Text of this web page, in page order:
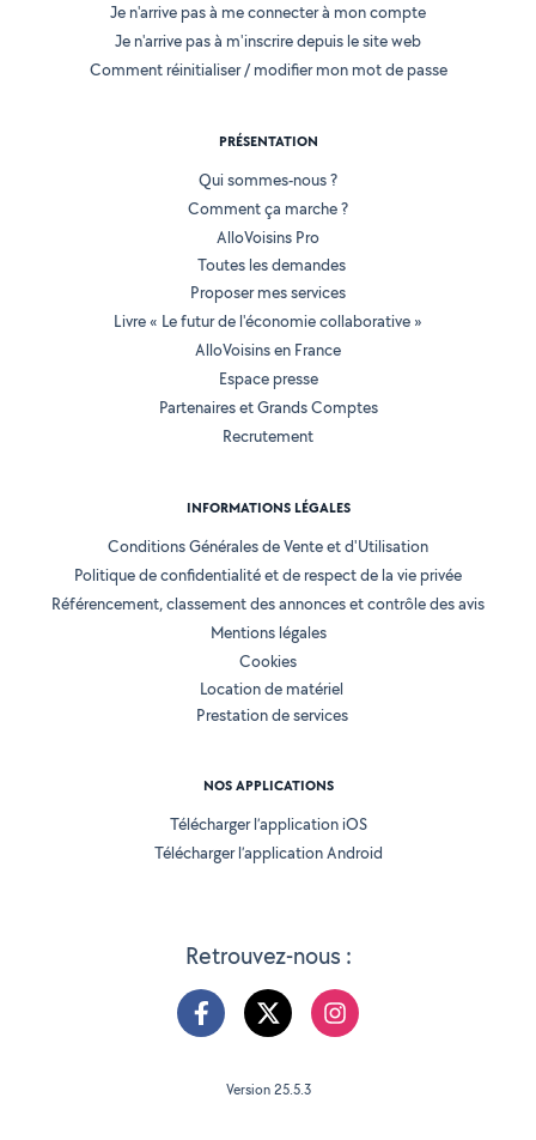
Retrouvez-nous :
Je n'arrive pas à me connecter à mon compte
Je n'arrive pas à m'inscrire depuis le site web
Comment réinitialiser / modifier mon mot de passe
PRÉSENTATION
Qui sommes-nous ?
Comment ça marche ?
AlloVoisins Pro
Toutes les demandes
Proposer mes services
Livre « Le futur de l'économie collaborative »
AlloVoisins en France
Espace presse
Partenaires et Grands Comptes
Recrutement
INFORMATIONS LÉGALES
Conditions Générales de Vente et d'Utilisation
Politique de confidentialité et de respect de la vie privée
Référencement, classement des annonces et contrôle des avis
Mentions légales
Cookies
Location de matériel
Prestation de services
NOS APPLICATIONS
Télécharger l’application iOS
Télécharger l’application Android
Version 25.5.3